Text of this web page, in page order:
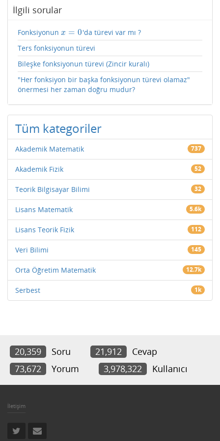
İlgili sorular
Fonksiyonun x = 0
x= 0
'da türevi var mı ?
Ters fonksiyonun türevi
Bileşke fonksiyonun türevi (Zincir kuralı)
"Her fonksiyon bir başka fonksiyonun türevi olamaz"
önermesi her zaman doğru mudur?
Tüm kategoriler
Akademik Matematik 737
Akademik Fizik 52
Teorik Bilgisayar Bilimi 32
Lisans Matematik 5.6k
Lisans Teorik Fizik 112
Veri Bilimi 145
Orta Öğretim Matematik 12.7k
Serbest 1k
20,359 Soru 21,912
Cevap
73,672
Yorum 3,978,322 Kullanıcı
İletişim